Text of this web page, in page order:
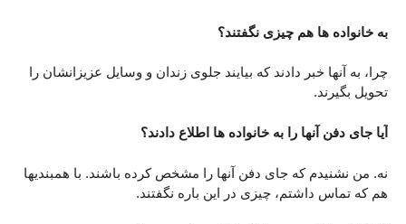
به خانواده ها هم چیزی نگفتند؟
چرا، به آنها خبر دادند که بیایند جلوی زندان و وسایل عزیزانشان را
تحویل بگیرند.
آیا جای دفن آنها را به خانواده ها اطلاع دادند؟
نه. من نشنیدم که جای دفن آنها را مشخص کرده باشند. با همبندیها
هم که تماس داشتم، چیزی در این باره نگفتند.